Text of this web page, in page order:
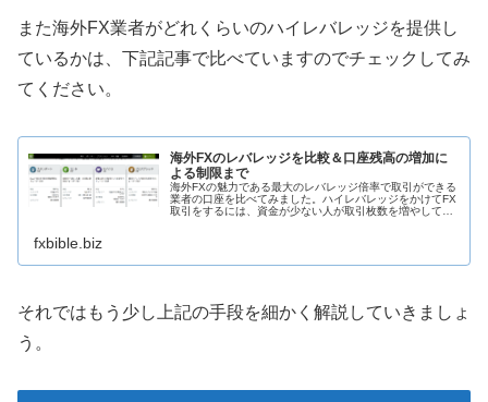
また海外FX業者がどれくらいのハイレバレッジを提供し
ているかは、下記記事で比べていますのでチェックしてみ
てください。
海外FXのレバレッジを比較＆口座残高の増加に
よる制限まで
海外FXの魅力である最大のレバレッジ倍率で取引ができる
業者の口座を比べてみました。ハイレバレッジをかけてFX
取引をするには、資金が少ない人が取引枚数を増やしてト
fxbible.biz
それではもう少し上記の手段を細かく解説していきましょ
う。